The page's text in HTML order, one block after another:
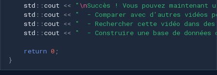
std ::cout << " \nSuccès ! Vous pouvez
std ::cout <<
"  - Comparer avec d'autres vidéos
std ::cout <<
"  - Rechercher cette vidéo dans
std ::cout << "  - Construire une base de données
return 0 ;
}